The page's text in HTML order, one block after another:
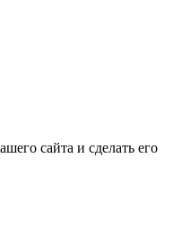
сайта и сделать его